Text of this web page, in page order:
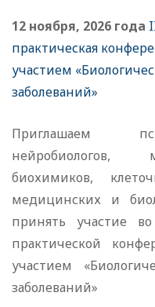
12 ноября, 2026 года
практическая
участием
заболеваний»
Приглашаем
нейробиологов,
биохимиков,
медицинских и
принять участие
практической
участием
заболеваний»